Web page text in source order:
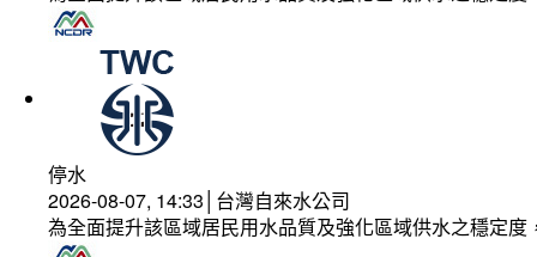
停水
2026-08-07, 14:33│台灣自來水公司
為全面提升該區域居民用水品質及強化區域供水之穩定